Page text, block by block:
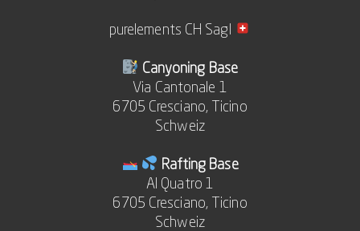
purelements CH Sagl
Canyoning Base
Via Cantonale 1
6705 Cresciano, Ticino
Schweiz
Rafting Base
Al Quatro 1
6705 Cresciano, Ticino
Schweiz